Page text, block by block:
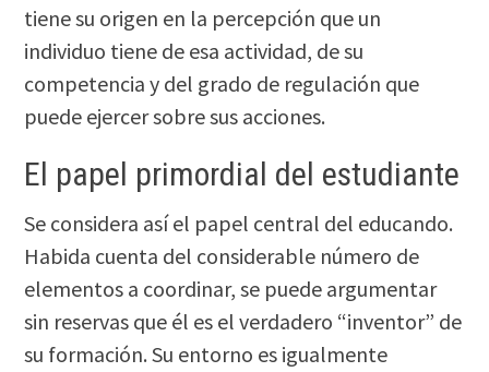
tiene su origen en la percepción que un
individuo tiene de esa actividad, de su
competencia y del grado de regulación que
puede ejercer sobre sus acciones.
El papel primordial del estudiante
Se considera así el papel central del educando.
Habida cuenta del considerable número de
elementos a coordinar, se puede argumentar
sin reservas que él es el verdadero “inventor” de
su formación. Su entorno es igualmente